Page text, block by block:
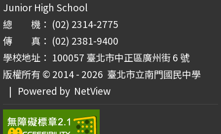
Junior High School
總 機： (02) 2314-2775
傳 真： (02) 2381-9400
學校地址： 100057 臺北市中正區廣州街 6 號
版權所有 © 2014 - 2026 臺北市立南門國民中學
| Powered by NetView